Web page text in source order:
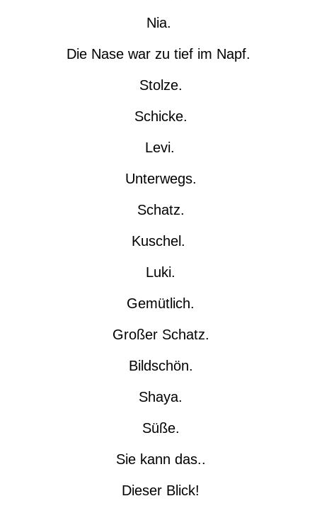
Nia.
Die Nase war zu tief im Napf.
Stolze.
Schicke.
Levi.
Unterwegs.
Schatz.
Kuschel.
Luki.
Gemütlich.
Großer Schatz.
Bildschön.
Shaya.
Süße.
Sie kann das..
Dieser Blick!